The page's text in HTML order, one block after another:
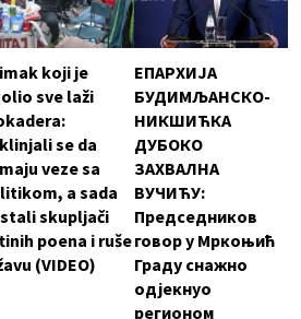
koji je
sve laži
se da
veze sa
a sada
skupljači
poena i ruše
(VIDEO)
ЕПАРХИЈА
БУДИМЉАНСКО-
НИКШИЋКА
ДУБОКО
ЗАХВАЛНА
ВУЧИЋУ:
Председников
говор у Мркоњић
Граду снажно
одјекнуо
регионом